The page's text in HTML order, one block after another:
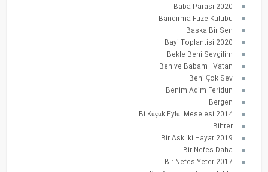
Baba Parasi 2020
Bandirma Fuze Kulubu
Baska Bir Sen
Bayi Toplantisi 2020
Bekle Beni Sevgilim
Ben ve Babam - Vatan
Beni Çok Sev
Benim Adim Feridun
Bergen
Bi Küçük Eylül Meselesi 2014
Bihter
Bir Ask iki Hayat 2019
Bir Nefes Daha
Bir Nefes Yeter 2017